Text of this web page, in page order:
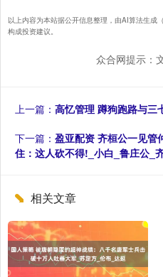
以上内容为本站据公开信息整理，由AI算法生
构成投资建议。
众合网提示：
上一篇： 高忆管理 蹲狗跑路与三
下一篇： 盈亚配资 齐桓公一见管
住：这人砍不得!_小白_鲁庄公_
相关文章